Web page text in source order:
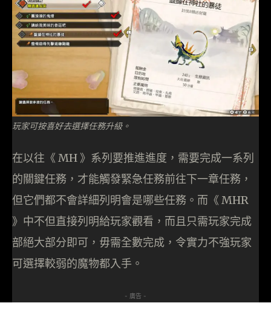
玩家可按喜好去選擇任務升級。
在以往《 MH 》系列要推進進度，需要完成一系列
的關鍵任務，才能觸發緊急任務前往下一章任務，
但它們都不會詳細列明會是哪些任務。而《 MHR
》中不但直接列明給玩家觀看，而且只需玩家完成
部絕大部分即可，毋需全數完成，令實力不強玩家
可選擇較弱的魔物都入手。
- 廣告 -